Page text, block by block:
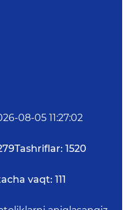
08-05 11:27:02
Tashriflar: 1520
vaqt: 111